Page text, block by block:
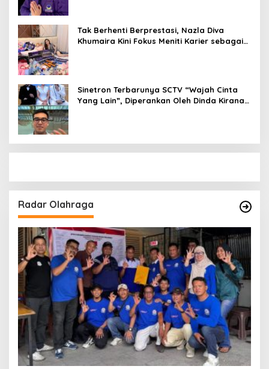
Tak Berhenti Berprestasi, Nazla Diva
Khumaira Kini Fokus Meniti Karier sebagai
Sinetron Terbarunya SCTV “Wajah Cinta
Yang Lain”, Diperankan Oleh Dinda Kirana,
Radar Olahraga